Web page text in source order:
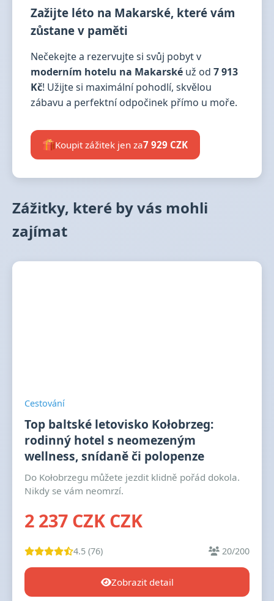
Zažijte léto na Makarské, které vám
zůstane v paměti
Nečekejte a rezervujte si svůj pobyt v
moderním hotelu na Makarské už od 7 913
Kč! Užijte si maximální pohodlí, skvělou
zábavu a perfektní odpočinek přímo u moře.
Koupit zážitek jen za7 929 CZK
Zážitky, které by vás mohli
zajímat
Cestování
Top baltské letovisko Kołobrzeg:
rodinný hotel s neomezeným
wellness, snídaně či polopenze
Do Kołobrzegu můžete jezdit klidně pořád dokola.
Nikdy se vám neomrzí.
2 237 CZK CZK
4.5 (76) 20/200
Zobrazit detail